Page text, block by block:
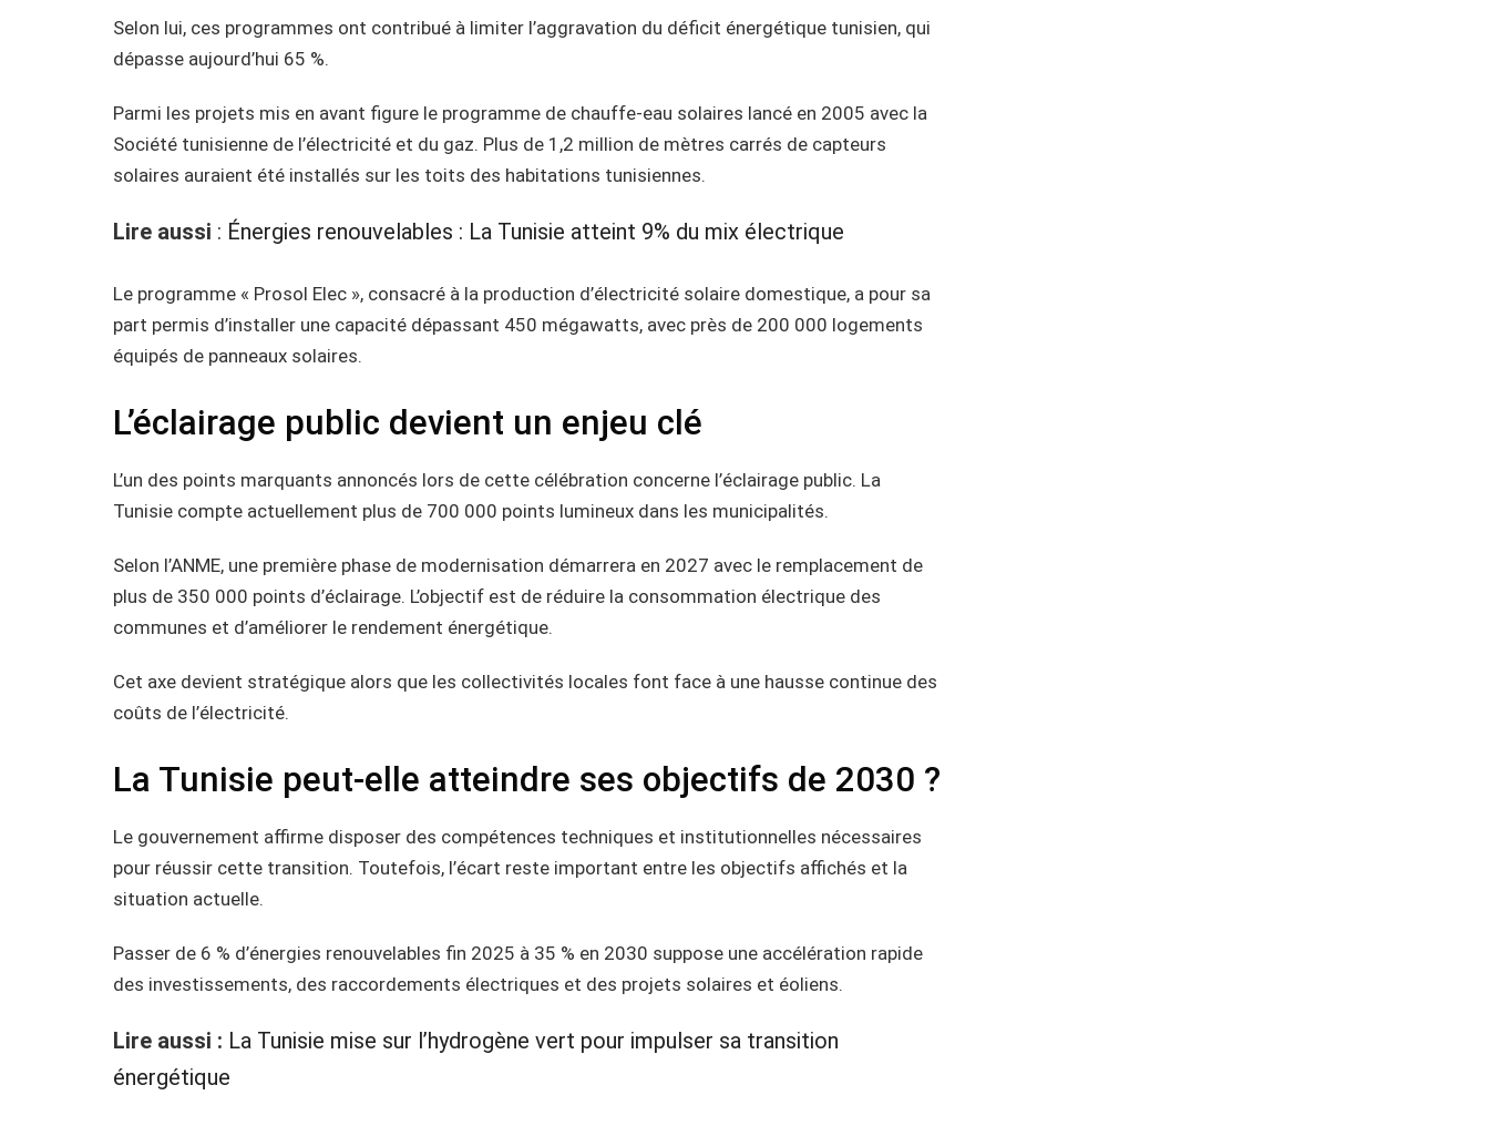
Selon lui, ces programmes ont contribué à limiter l’aggravation du déficit énergétique tunisien, qui
dépasse aujourd’hui 65 %.
Parmi les projets mis en avant figure le programme de chauffe-eau solaires lancé en 2005 avec la
Société tunisienne de l’électricité et du gaz. Plus de 1,2 million de mètres carrés de capteurs
solaires auraient été installés sur les toits des habitations tunisiennes.
Lire aussi : Énergies renouvelables : La Tunisie atteint 9% du mix électrique
Le programme « Prosol Elec », consacré à la production d’électricité solaire domestique, a pour sa
part permis d’installer une capacité dépassant 450 mégawatts, avec près de 200 000 logements
équipés de panneaux solaires.
L’éclairage public devient un enjeu clé
L’un des points marquants annoncés lors de cette célébration concerne l’éclairage public. La
Tunisie compte actuellement plus de 700 000 points lumineux dans les municipalités.
Selon l’ANME, une première phase de modernisation démarrera en 2027 avec le remplacement de
plus de 350 000 points d’éclairage. L’objectif est de réduire la consommation électrique des
communes et d’améliorer le rendement énergétique.
Cet axe devient stratégique alors que les collectivités locales font face à une hausse continue des
coûts de l’électricité.
La Tunisie peut-elle atteindre ses objectifs de 2030 ?
Le gouvernement affirme disposer des compétences techniques et institutionnelles nécessaires
pour réussir cette transition. Toutefois, l’écart reste important entre les objectifs affichés et la
situation actuelle.
Passer de 6 % d’énergies renouvelables fin 2025 à 35 % en 2030 suppose une accélération rapide
des investissements, des raccordements électriques et des projets solaires et éoliens.
Lire aussi : La Tunisie mise sur l’hydrogène vert pour impulser sa transition
énergétique